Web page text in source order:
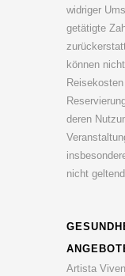
widriger
getätigte
können
deren
nicht
Artista